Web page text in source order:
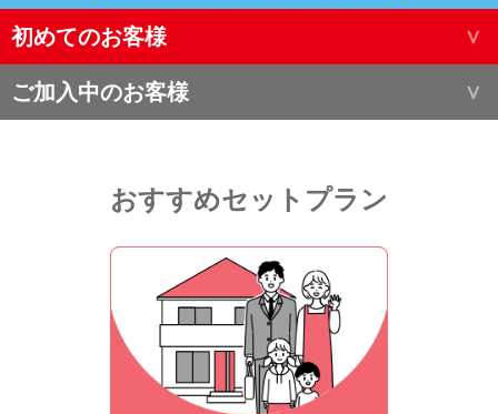
初めてのお客様
ご加入中のお客様
おすすめセットプラン